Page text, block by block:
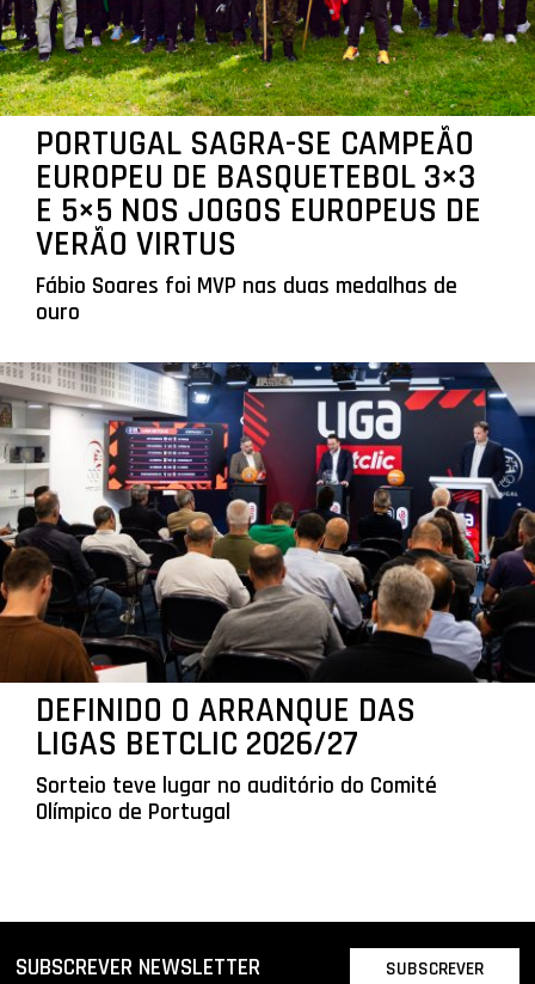
PORTUGAL SAGRA-SE CAMPEÃO
EUROPEU DE BASQUETEBOL 3×3
E 5×5 NOS JOGOS EUROPEUS DE
VERÃO VIRTUS
Fábio Soares foi MVP nas duas medalhas de
ouro
DEFINIDO O ARRANQUE DAS
LIGAS BETCLIC 2026/27
Sorteio teve lugar no auditório do Comité
Olímpico de Portugal
SUBSCREVER NEWSLETTER SUBSCREVER